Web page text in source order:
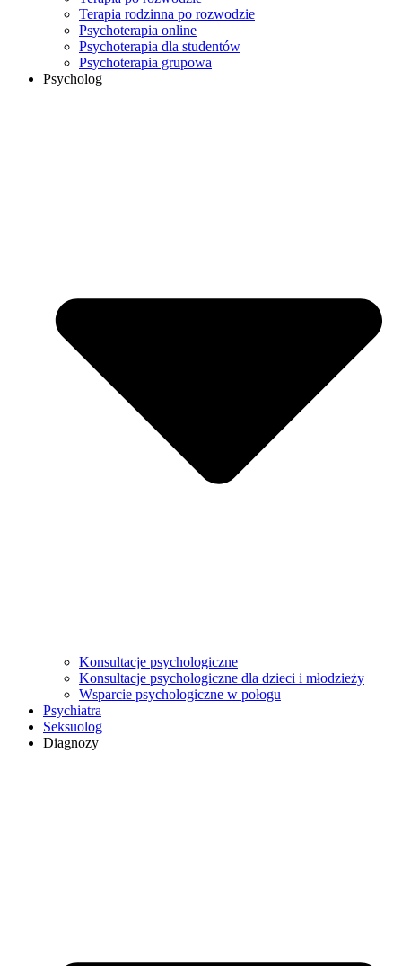
Terapia rodzinna po rozwodzie
Psychoterapia online
Psychoterapia dla studentów
Psychoterapia grupowa
Psycholog
Konsultacje psychologiczne
Konsultacje psychologiczne dla dzieci i młodzieży
Wsparcie psychologiczne w połogu
Psychiatra
Seksuolog
Diagnozy